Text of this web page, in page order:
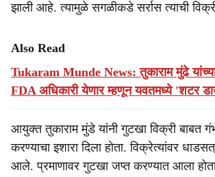
झाली आहे. त्यामुळे सगळीकडे सर्रास त्याची
Also Read
Tukaram Munde News: तुकाराम मुंढे यांच्या
FDA अधिकारी येणार म्हणून यवतमध्ये 'शटर
आयुक्त तुकाराम मुंडे यांनी गुटखा विक्री बाबत
करण्याचा इशारा दिला होता. विक्रेत्यांवर
आले. प्रमाणावर गुटखा जप्त करण्यात आला